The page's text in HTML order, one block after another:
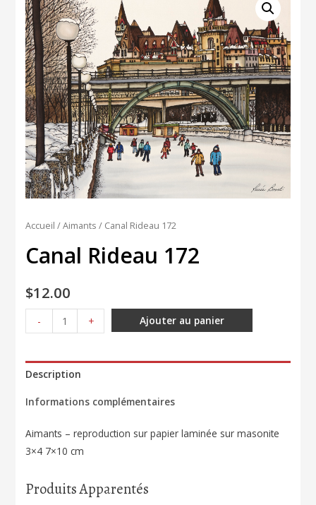
Accueil /Aimants / Canal Rideau 172
Canal Rideau 172
$12.00
-
de
Rideau
+ Ajouter au panier
Description
Informations complémentaires
Aimants – reproduction sur papier laminée sur masonite
3×4 7×10 cm
Produits Apparentés